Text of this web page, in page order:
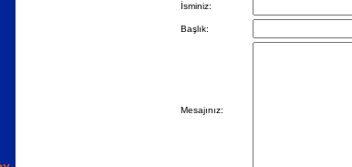
İsminiz:
Başlık:
Mesajınız: